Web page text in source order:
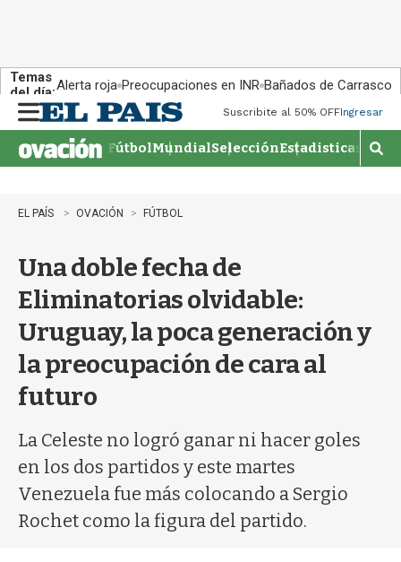
Temas
del día:Alerta roja Preocupaciones en INR Bañados de Carrasco
n
u
Suscribite al 50% OFFIngresar
FútbolMundialSelecciónEstadisticas
M
o
EL PAÍS OVACIÓN FÚTBOL
Una doble fecha de
Eliminatorias olvidable:
Uruguay, la poca generación y
la preocupación de cara al
futuro
La Celeste no logró ganar ni hacer goles
en los dos partidos y este martes
Venezuela fue más colocando a Sergio
Rochet como la figura del partido.